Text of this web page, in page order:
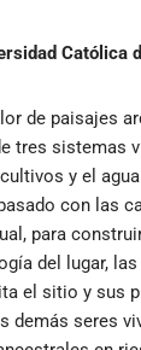
Católica
de paisajes
tres sistemas
y el
con las
para
del lugar, las
el sitio y sus
demás seres